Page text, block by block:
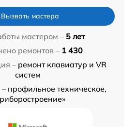
Вызвать мастера
мастером – 5 лет
ремонтов – 1 430
– ремонт клавиатур и VR
систем
профильное техническое,